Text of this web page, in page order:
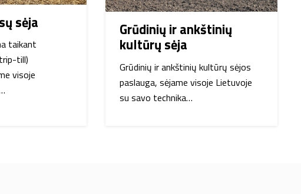
sėja
taikant
till)
visoje
Grūdinių ir ankštinių
kultūrų sėja
Grūdinių ir ankštinių kultūrų sėjos
paslauga, sėjame visoje Lietuvoje
su savo technika…